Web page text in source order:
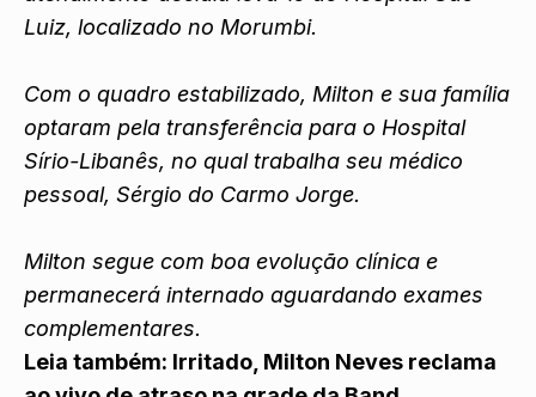
Luiz, localizado no Morumbi.
Com o quadro estabilizado, Milton e sua família
optaram pela transferência para o Hospital
Sírio-Libanês, no qual trabalha seu médico
pessoal, Sérgio do Carmo Jorge.
Milton segue com boa evolução clínica e
permanecerá internado aguardando exames
complementares.
Leia também: Irritado, Milton Neves reclama